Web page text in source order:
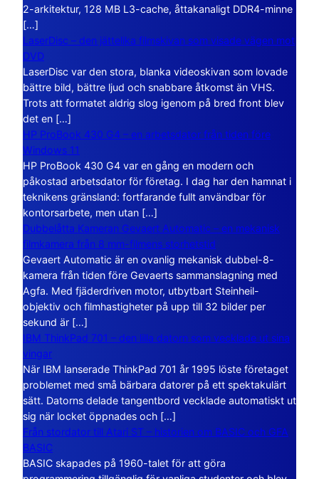
2-arkitektur, 128 MB L3-cache, åttakanaligt DDR4-minne
[…]
LaserDisc – den jättelika filmskivan som visade vägen mot
DVD
LaserDisc var den stora, blanka videoskivan som lovade
bättre bild, bättre ljud och snabbare åtkomst än VHS.
Trots att formatet aldrig slog igenom på bred front blev
det en […]
HP ProBook 430 G4 – en arbetsdator från tiden före
Windows 11
HP ProBook 430 G4 var en gång en modern och
påkostad arbetsdator för företag. I dag har den hamnat i
teknikens gränsland: fortfarande fullt användbar för
kontorsarbete, men utan […]
Dubbelåtta Kameran Gevaert Automatic – en mekanisk
filmkamera från 8 mm-filmens storhetstid
Gevaert Automatic är en ovanlig mekanisk dubbel-8-
kamera från tiden före Gevaerts sammanslagning med
Agfa. Med fjäderdriven motor, utbytbart Steinheil-
objektiv och filmhastigheter på upp till 32 bilder per
sekund är […]
IBM ThinkPad 701 – den lilla datorn som vecklade ut sina
vingar
När IBM lanserade ThinkPad 701 år 1995 löste företaget
problemet med små bärbara datorer på ett spektakulärt
sätt. Datorns delade tangentbord vecklade automatiskt ut
sig när locket öppnades och […]
Från stordator till Atari ST – historien om BASIC och GFA
BASIC
BASIC skapades på 1960-talet för att göra